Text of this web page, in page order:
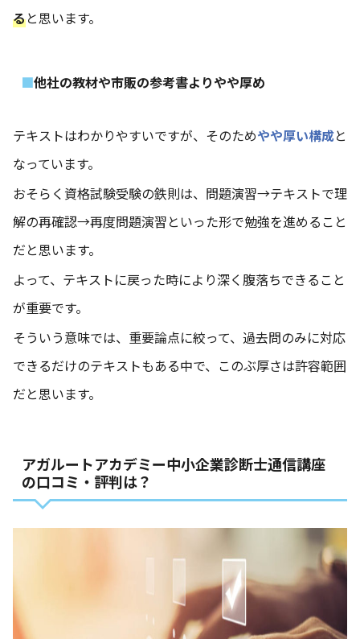
ると思います。
他社の教材や市販の参考書よりやや厚め
テキストはわかりやすいですが、そのためやや厚い構成と
なっています。
おそらく資格試験受験の鉄則は、問題演習→テキストで理
解の再確認→再度問題演習といった形で勉強を進めること
だと思います。
よって、テキストに戻った時により深く腹落ちできること
が重要です。
そういう意味では、重要論点に絞って、過去問のみに対応
できるだけのテキストもある中で、このぶ厚さは許容範囲
だと思います。
アガルートアカデミー中小企業診断士通信講座
の口コミ・評判は？